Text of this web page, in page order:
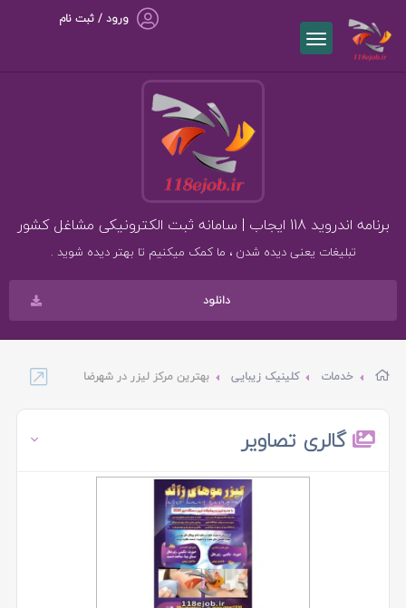
ورود / ثبت نام
برنامه اندروید 118 ایجاب | سامانه ثبت الکترونیکی مشاغل کشور
تبلیغات یعنی دیده شدن ، ما کمک میکنیم تا بهتر دیده شوید .
دانلود
خدمات کلینیک زیبایی بهترین مرکز لیزر در شهرضا
گالری تصاویر